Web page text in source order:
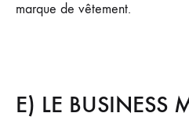
marque de vêtement.
E) LE BUSINESS